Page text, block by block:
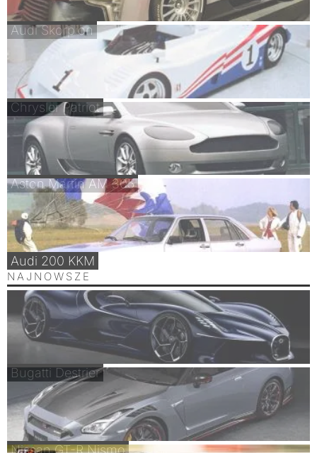
Audi Skorpion
Chrysler Patriot
Aston Martin AM 305
Audi 200 KKM
NAJNOWSZE
Bugatti Destrier
Nissan GT-R Nismo